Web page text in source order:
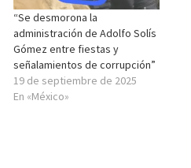
“Se desmorona la
administración de Adolfo Solís
Gómez entre fiestas y
señalamientos de corrupción”
19 de septiembre de 2025
En «México»